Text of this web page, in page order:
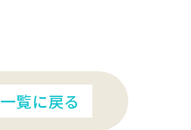
一覧に戻る